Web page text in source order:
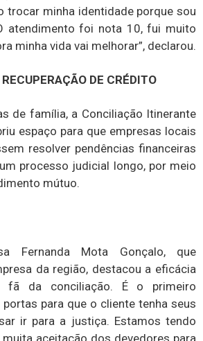
trocar minha identidade porque sou
atendimento foi nota 10, fui muito
minha vida vai melhorar”, declarou.
DE CRÉDITO
de família, a Conciliação Itinerante
espaço para que empresas locais
resolver pendências financeiras
processo judicial longo, por meio
mútuo.
Fernanda Mota Gonçalo, que
da região, destacou a eficácia
fã da conciliação. É o primeiro
para que o cliente tenha seus
ir para a justiça. Estamos tendo